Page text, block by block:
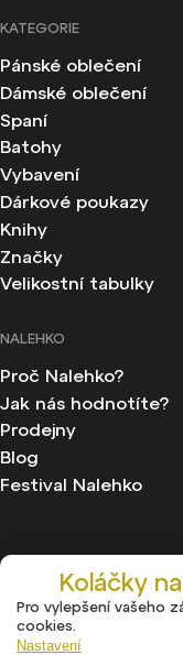
Koláčky
Pro vylepšení vašeho
cookies.
Nastavení
KATEGORIE
Pánské oblečení
Dámské oblečení
Spaní
Batohy
Vybavení
Dárkové poukazy
Knihy
Značky
Velikostní tabulky
NALEHKO
Proč Nalehko?
Jak nás hodnotíte?
Prodejny
Blog
Festival Nalehko
Copyright 2026
Upravit nastavení cookies